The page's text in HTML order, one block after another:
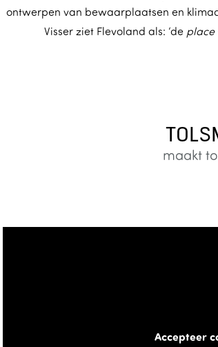
ontwerpen van bewaarplaatsen en
Visser ziet Flevoland als: ‘de place
maakt
Accepteer